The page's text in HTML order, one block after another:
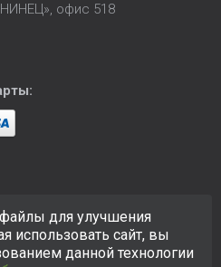
офис 518
https://ksk24.ruсоздан
целях и любая информация
офертой.Политика в
для улучшения
использовать сайт, вы
данной технологии